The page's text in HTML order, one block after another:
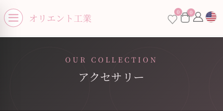
Open menu
オリエント工業 0 0
menu
OUR COLLECTION
アクセサリー